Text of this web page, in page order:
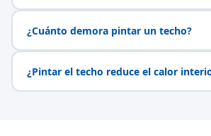
¿Cuánto demora pintar un techo?
¿Pintar el techo reduce el calor